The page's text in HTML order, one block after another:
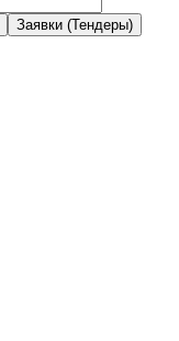
Заявки (Тендеры)